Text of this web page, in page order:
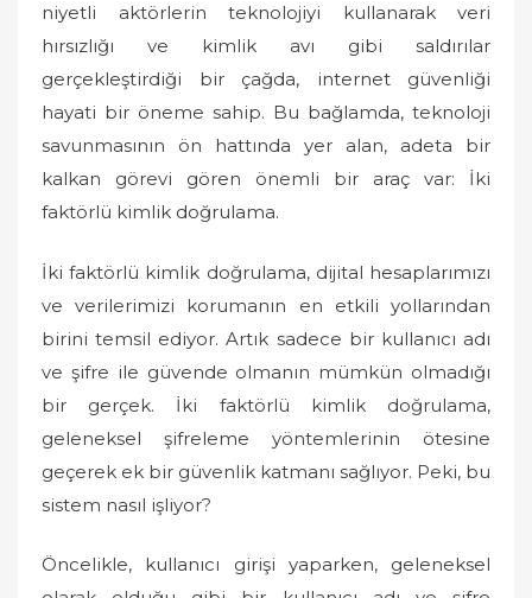
niyetli aktörlerin teknolojiyi kullanarak veri
hırsızlığı ve kimlik avı gibi saldırılar
gerçekleştirdiği bir çağda, internet güvenliği
hayati bir öneme sahip. Bu bağlamda, teknoloji
savunmasının ön hattında yer alan, adeta bir
kalkan görevi gören önemli bir araç var: İki
faktörlü kimlik doğrulama.
İki faktörlü kimlik doğrulama, dijital hesaplarımızı
ve verilerimizi korumanın en etkili yollarından
birini temsil ediyor. Artık sadece bir kullanıcı adı
ve şifre ile güvende olmanın mümkün olmadığı
bir gerçek. İki faktörlü kimlik doğrulama,
geleneksel şifreleme yöntemlerinin ötesine
geçerek ek bir güvenlik katmanı sağlıyor. Peki, bu
sistem nasıl işliyor?
Öncelikle, kullanıcı girişi yaparken, geleneksel